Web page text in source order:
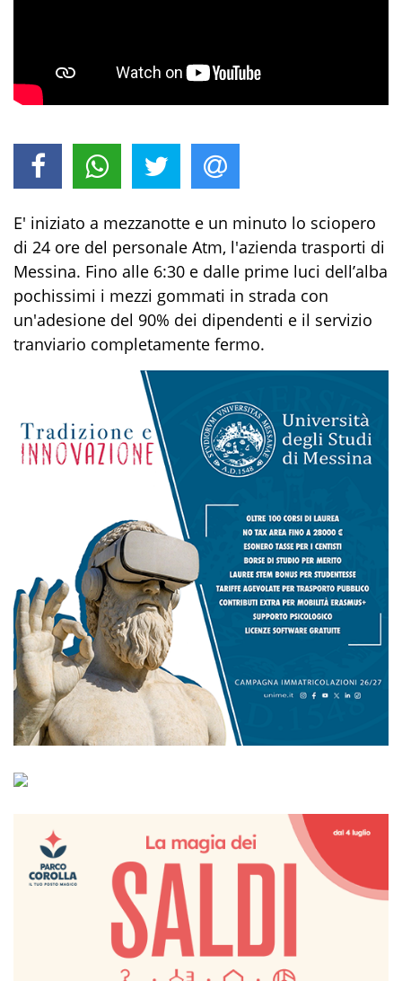
E' iniziato a mezzanotte e un minuto lo sciopero
di 24 ore del personale Atm, l'azienda trasporti di
Messina. Fino alle 6:30 e dalle prime luci dell’alba
pochissimi i mezzi gommati in strada con
un'adesione del 90% dei dipendenti e il servizio
tranviario completamente fermo.